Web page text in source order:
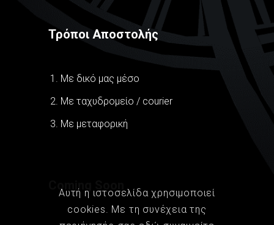
Τρόποι Αποστολής
Με δικό μας μέσο
Με ταχυδρομείο / courier
Με μεταφορική
Coming Soon
Αυτή η ιστοσελίδα χρησιμοποιεί
cookies. Με τη συνέχεια της